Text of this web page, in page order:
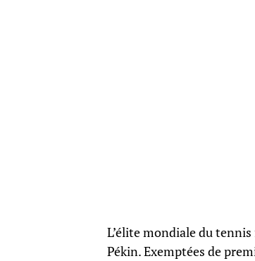
L’élite mondiale du
Pékin. Exemptées de